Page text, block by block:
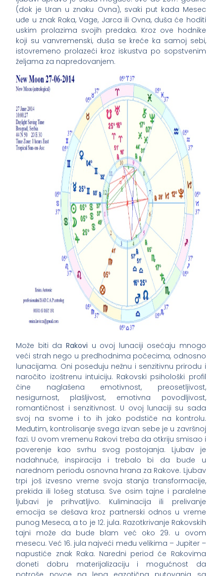
(dok je Uran u znaku Ovna), svaki put kada Mesec
uđe u znak Raka, Vage, Jarca ili Ovna, duša će hoditi
uskim prolazima svojih predaka. Kroz ove hodnike
koji su vanvremenski, duša se kreće ka samoj sebi,
istovremeno prolazeći kroz iskustva po sopstvenim
željama za napredovanjem.
Može biti da Rakovi u ovoj lunaciji osećaju mnogo
veći strah nego u predhodnima počecima, odnosno
lunacijama. Oni poseduju nežnu i senzitivnu prirodu i
naročito izoštrenu intuiciju. Rakovski psihološki profil
čine naglašena emotivnost, preosetljivost,
nesigurnost, plašljivost, emotivna povodljivost,
romantičnost i senzitivnost. U ovoj lunaciji su sada
svoj na svome i to ih jako podstiče na kontrolu.
Međutim, kontrolisanje svega izvan sebe je u završnoj
fazi. U ovom vremenu Rakovi treba da otkriju smisao i
poverenje kao svrhu svog postojanja. Ljubav je
nadahnuće, inspiracija i trebalo bi da bude u
narednom periodu osnovna hrana za Rakove. Ljubav
trpi još izvesno vreme svoja stanja transformacije,
prekida ili lošeg statusa. Sve osim tajne i paralelne
ljubavi je prihvatljivo. Kuliminacija ili prelivanje
emocija se dešava kroz partnerski odnos u vreme
punog Meseca, a to je 12. jula. Razotkrivanje Rakovskih
tajni može da bude blam već oko 29. u ovom
mesecu. Već 16. jula najveći među velikima – Jupiter –
napustiće znak Raka. Naredni period će Rakovima
doneti dobru materijalizaciju i mogućnost da